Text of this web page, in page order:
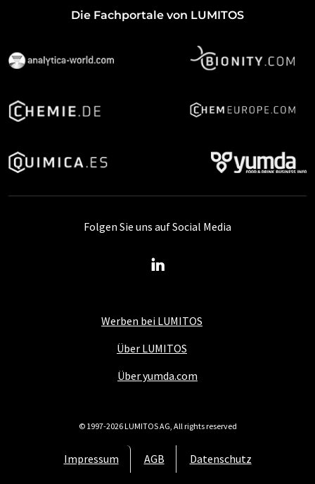
Die Fachportale von LUMITOS
Werben bei LUMITOS
Über LUMITOS
Über yumda.com
Impressum AGB Datenschutz
Folgen Sie uns auf Social Media
© 1997-2026 LUMITOS AG, All rights reserved